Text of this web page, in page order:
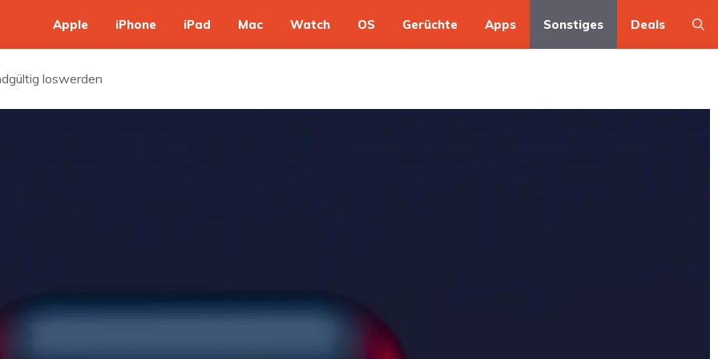
Apple iPhone iPad Mac Watch OS Gerüchte Apps Sonstiges Deals
loswerden